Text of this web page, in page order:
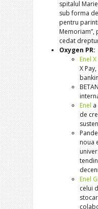
spitalul
sub forma
pentru
Memoriam”,
cedat
Oxygen PR:
Enel
X
Enel
de
noua
Enel
celui